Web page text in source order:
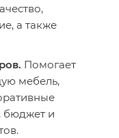
а также
Помогает
мебель,
бюджет и